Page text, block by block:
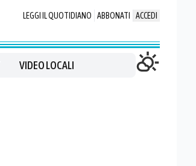
LEGGI IL QUOTIDIANO ABBONATI ACCEDI
VIDEO LOCALI